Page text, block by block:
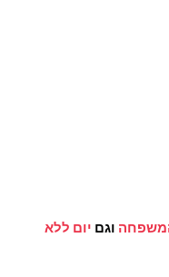
המשפחה וגם יום ללא